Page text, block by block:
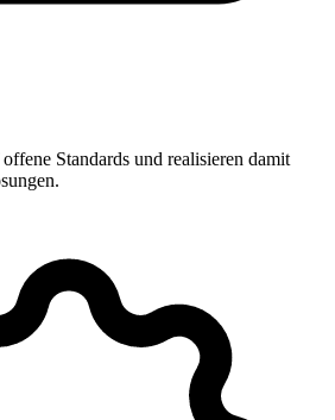
Standards und realisieren damit